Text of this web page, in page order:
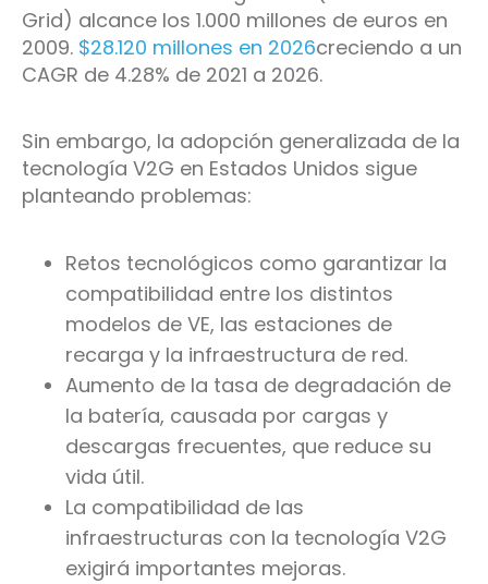
Grid) alcance los 1.000 millones de euros en
2009. $28.120 millones en 2026creciendo a un
CAGR de 4.28% de 2021 a 2026.
Sin embargo, la adopción generalizada de la
tecnología V2G en Estados Unidos sigue
planteando problemas:
Retos tecnológicos como garantizar la
compatibilidad entre los distintos
modelos de VE, las estaciones de
recarga y la infraestructura de red.
Aumento de la tasa de degradación de
la batería, causada por cargas y
descargas frecuentes, que reduce su
vida útil.
La compatibilidad de las
infraestructuras con la tecnología V2G
exigirá importantes mejoras.